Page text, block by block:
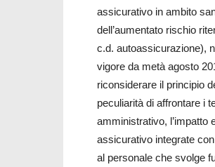
assicurativo in ambito
dell’aumentato rischio
c.d. autoassicurazione),
vigore da metà agosto
riconsiderare il principio
peculiarità di affrontare i
amministrativo, l’impatto
assicurativo integrate
al personale che svolge